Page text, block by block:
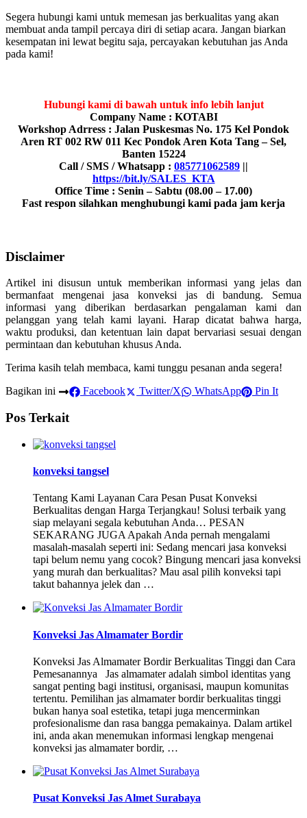
Segera hubungi kami untuk memesan jas berkualitas yang akan
membuat anda tampil percaya diri di setiap acara. Jangan biarkan
kesempatan ini lewat begitu saja, percayakan kebutuhan jas Anda
pada kami!
Hubungi kami di bawah untuk info lebih lanjut
Company Name : KOTABI
Workshop Adrress : Jalan Puskesmas No. 175 Kel Pondok
Aren RT 002 RW 011 Kec Pondok Aren Kota Tang – Sel,
Banten 15224
Call / SMS / Whatsapp : 085771062589 ||
https://bit.ly/SALES_KTA
Office Time : Senin – Sabtu (08.00 – 17.00)
Fast respon silahkan menghubungi kami pada jam kerja
Disclaimer
Artikel ini disusun untuk memberikan informasi yang jelas dan
bermanfaat mengenai jasa konveksi jas di bandung. Semua
informasi yang diberikan berdasarkan pengalaman kami dan
pelanggan yang telah kami layani. Harap dicatat bahwa harga,
waktu produksi, dan ketentuan lain dapat bervariasi sesuai dengan
permintaan dan kebutuhan khusus Anda.
Terima kasih telah membaca, kami tunggu pesanan anda segera!
Bagikan ini
Facebook Twitter/X WhatsApp Pin It
Pos Terkait
konveksi tangsel
Tentang Kami Layanan Cara Pesan Pusat Konveksi
Berkualitas dengan Harga Terjangkau! Solusi terbaik yang
siap melayani segala kebutuhan Anda… PESAN
SEKARANG JUGA Apakah Anda pernah mengalami
masalah-masalah seperti ini: Sedang mencari jasa konveksi
tapi belum nemu yang cocok? Bingung mencari jasa konveksi
yang murah dan berkualitas? Mau asal pilih konveksi tapi
takut bahannya jelek dan …
Konveksi Jas Almamater Bordir
Konveksi Jas Almamater Bordir Berkualitas Tinggi dan Cara
Pemesanannya Jas almamater adalah simbol identitas yang
sangat penting bagi institusi, organisasi, maupun komunitas
tertentu. Pemilihan jas almamater bordir berkualitas tinggi
bukan hanya soal estetika, tetapi juga mencerminkan
profesionalisme dan rasa bangga pemakainya. Dalam artikel
ini, anda akan menemukan informasi lengkap mengenai
konveksi jas almamater bordir, …
Pusat Konveksi Jas Almet Surabaya